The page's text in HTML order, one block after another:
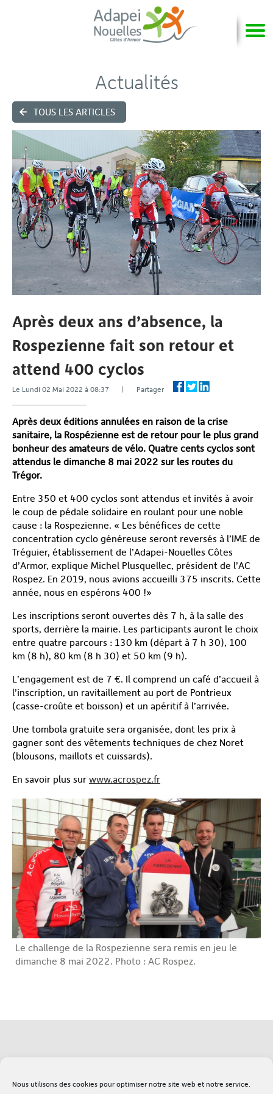
Nous utilisons des cookies pour optimiser notre site web et notre service.
TOUS LES ARTICLES
Actualités
Après deux ans d’absence, la
Rospezienne fait son retour et
attend 400 cyclos
Le Lundi 02 Mai 2022 à 08:37 | Partager
Après deux éditions annulées en raison de la crise
sanitaire, la Rospézienne est de retour pour le plus grand
bonheur des amateurs de vélo. Quatre cents cyclos sont
attendus le dimanche 8 mai 2022 sur les routes du
Trégor.
Entre 350 et 400 cyclos sont attendus et invités à avoir
le coup de pédale solidaire en roulant pour une noble
cause : la Rospezienne. « Les bénéfices de cette
concentration cyclo généreuse seront reversés à l’IME de
Tréguier, établissement de l’Adapei-Nouelles Côtes
d’Armor, explique Michel Plusquellec, président de l’AC
Rospez. En 2019, nous avions accueilli 375 inscrits. Cette
année, nous en espérons 400 !»
Les inscriptions seront ouvertes dès 7 h, à la salle des
sports, derrière la mairie. Les participants auront le choix
entre quatre parcours : 130 km (départ à 7 h 30), 100
km (8 h), 80 km (8 h 30) et 50 km (9 h).
L’engagement est de 7 €. Il comprend un café d’accueil à
l’inscription, un ravitaillement au port de Pontrieux
(casse-croûte et boisson) et un apéritif à l’arrivée.
Une tombola gratuite sera organisée, dont les prix à
gagner sont des vêtements techniques de chez Noret
(blousons, maillots et cuissards).
En savoir plus sur www.acrospez.fr
Le challenge de la Rospezienne sera remis en jeu le
dimanche 8 mai 2022. Photo : AC Rospez.
Lexique